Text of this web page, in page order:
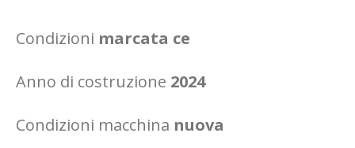
Condizioni marcata ce
Anno di costruzione 2024
Condizioni macchina nuova